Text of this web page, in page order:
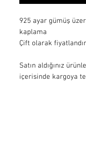
925 ayar gümüş
kaplama
Çift olarak
Satın aldığınız
içerisinde kargoya